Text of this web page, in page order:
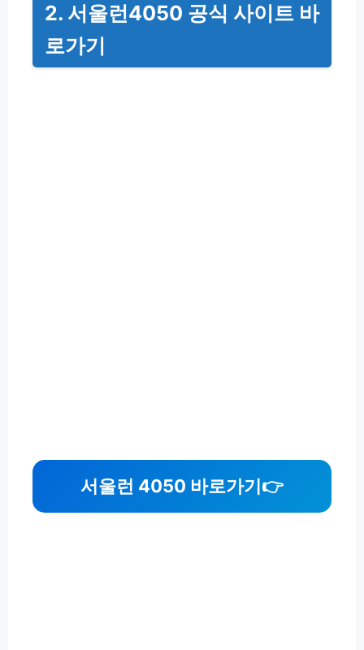
2. 서울런4050 공식 사이트 바
로가기
서울런 4050 바로가기 👉